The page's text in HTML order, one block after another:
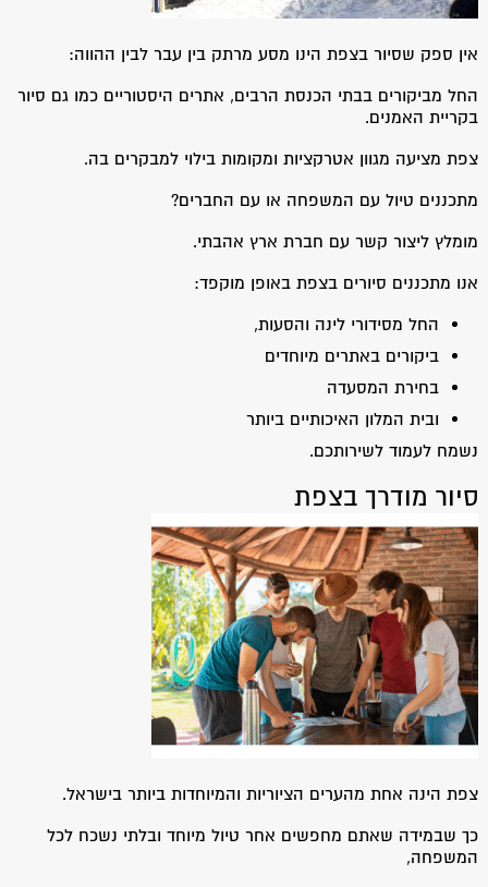
אין ספק שסיור בצפת הינו מסע מרתק בין עבר לבין ההווה:
החל מביקורים בבתי הכנסת הרבים, אתרים היסטוריים כמו גם סיור
בקריית האמנים.
צפת מציעה מגוון אטרקציות ומקומות בילוי למבקרים בה.
מתכננים טיול עם המשפחה או עם החברים?
מומלץ ליצור קשר עם חברת ארץ אהבתי.
אנו מתכננים סיורים בצפת באופן מוקפד:
החל מסידורי לינה והסעות,
ביקורים באתרים מיוחדים
בחירת המסעדה
ובית המלון האיכותיים ביותר
נשמח לעמוד לשירותכם.
סיור מודרך בצפת
צפת הינה אחת מהערים הציוריות והמיוחדות ביותר בישראל.
כך שבמידה שאתם מחפשים אחר טיול מיוחד ובלתי נשכח לכל
המשפחה,